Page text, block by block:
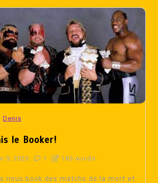
Denis
le Booker!
9, 2023 1 185 words
nous book des matchs de la mort et